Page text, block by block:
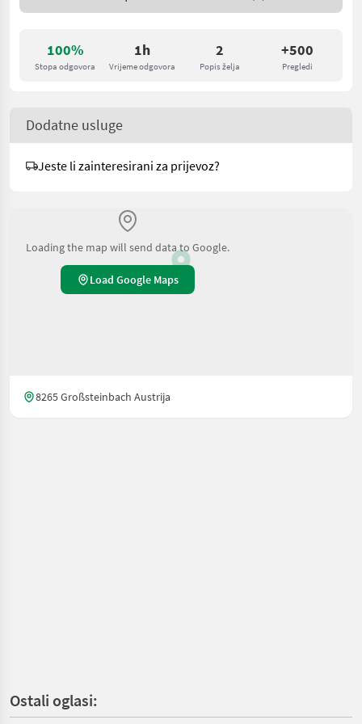
100%
Stopa odgovora
1h
Vrijeme odgovora
2
Popis želja
+500
Pregledi
Dodatne usluge
Jeste li zainteresirani za prijevoz?
Loading the map will send data to Google.
Load Google Maps
8265 Großsteinbach Austrija
Ostali oglasi: